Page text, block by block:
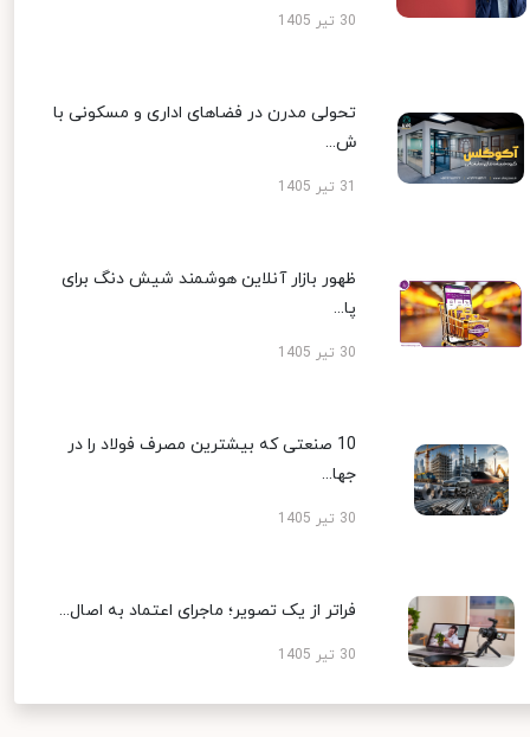
30 تیر 1405
تحولی مدرن در فضاهای اداری و مسکونی با
ش...
ظهور بازار آنلاین هوشمند شیش دنگ برای
پا...
30 تیر 1405
10 صنعتی که بیشترین مصرف فولاد را در
جها...
30 تیر 1405
فراتر از یک تصویر؛ ماجرای اعتماد به اصال...
30 تیر 1405